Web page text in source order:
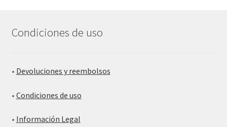
Condiciones de uso
• Devoluciones y reembolsos
• Condiciones de uso
• Información Legal